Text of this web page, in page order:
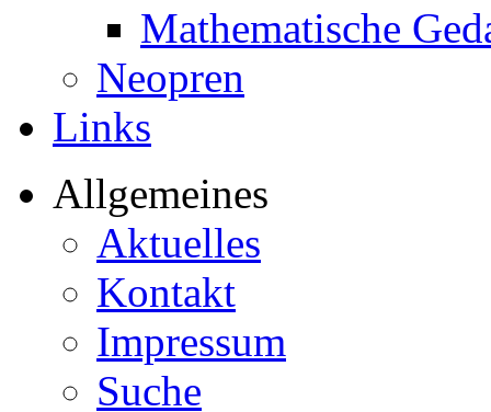
Mathematische
Neopren
Links
Allgemeines
Aktuelles
Kontakt
Impressum
Suche